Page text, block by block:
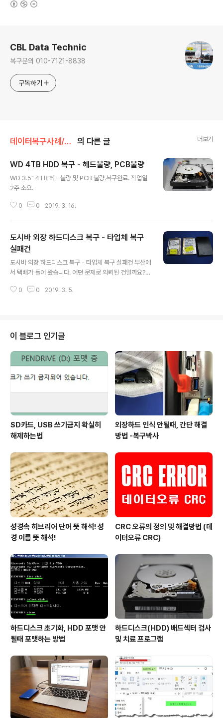
CBL Data Technic
복구문의 010-7121-8838
구독하기
데이터복구사례/하드드라이브 의 다른 글 더보기
WD 4TB HDD 복구 - 헤드불량, PCB불량
WD 3.5" 4TB 헤드불량 및 PCB 불량.복구완료. 작업일
2주 소요.
0 0 2019. 3. 16.
도시바 외장 하드디스크 복구 - 타업체 복구
실패건
도시바 외장 하드디스크 복구 - 타업체 복구 실패건 부산에
서 택배가 들어 왔습니다. 어떤 문제로 의뢰된 건일까요?
목: 도시바 외장하드 1TB장애증상: 인식후 바로 인식 끊기
해 외장하드 연결시 컴퓨터 다운되듯이 느려지는 증상☞
물리배드가 여러 클러스트에 발생된 상태☞ 파일시스템 및
데이타 영역 모두 손상☞ 복구는 가능하지만, 손상파일 및
미취득 파일이 발생될 가능성 높음 복구작업 및 결과 - 섹
터 복제- 데이터 취득- 복구완료. 복구율 약 50% 내외. 특
이사항: 물리배드가 너무 ..
0 0 2019. 3. 5.
이 블로그 인기글
SD카드, USB 쓰기금지 확실히
해제하는법
외장하드 인식 안될때, 간단 해결
방법 -복구박사
성경속 히브리어 단어 뜻 해석! 성
경 이름 뜻 해석!
CRC 오류의 정의 및 해결방법 (데
이터오류 CRC)
하드디스크 초기화, HDD 포맷 안
될때 포맷하는 방법
하드디스크(HDD) 배드섹터 검사
및 치료 프로그램